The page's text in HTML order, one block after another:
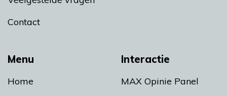
Menu
Home
Interactie
MAX Opinie Panel
Contact